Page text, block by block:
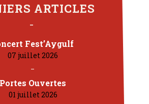
ARTICLES
Fest’Aygulf
07 juillet 2026
Portes Ouvertes
01 juillet 2026